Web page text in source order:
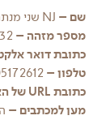
שם –
מספר מזהה –
כתובת דואר
טלפון –
כתובת URL של האתר –
מען למכתבים –